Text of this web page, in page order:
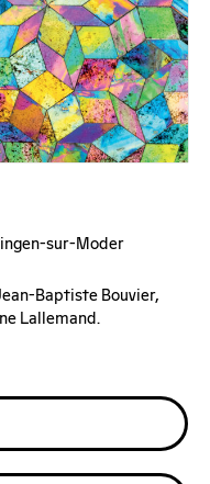
sur-Moder
Baptiste Bouvier,
Lallemand.